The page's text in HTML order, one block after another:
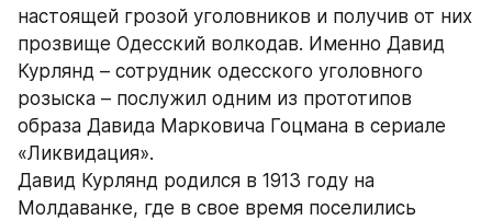
настоящей грозой уголовников и получив от них
прозвище Одесский волкодав. Именно Давид
Курлянд – сотрудник одесского уголовного
розыска – послужил одним из прототипов
образа Давида Марковича Гоцмана в сериале
«Ликвидация».
Давид Курлянд родился в 1913 году на
Молдаванке, где в свое время поселились